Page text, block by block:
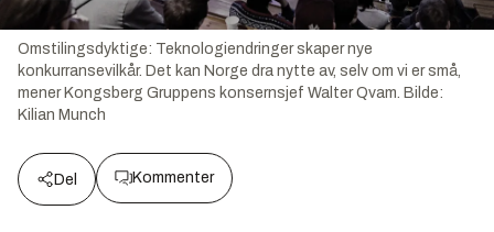
Omstilingsdyktige: Teknologiendringer skaper nye
konkurransevilkår. Det kan Norge dra nytte av, selv om vi er små,
mener Kongsberg Gruppens konsernsjef Walter Qvam. Bilde:
Kilian Munch
Del Kommenter